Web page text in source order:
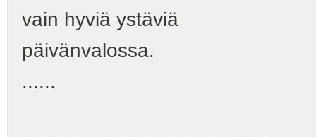
vain hyviä ystäviä
päivänvalossa.
......